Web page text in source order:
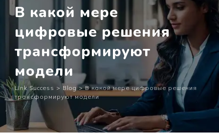
В какой мере
цифровые решения
трансформируют
модели
Link Success > Blog>В какой мере цифровые решения
трансформируют модели